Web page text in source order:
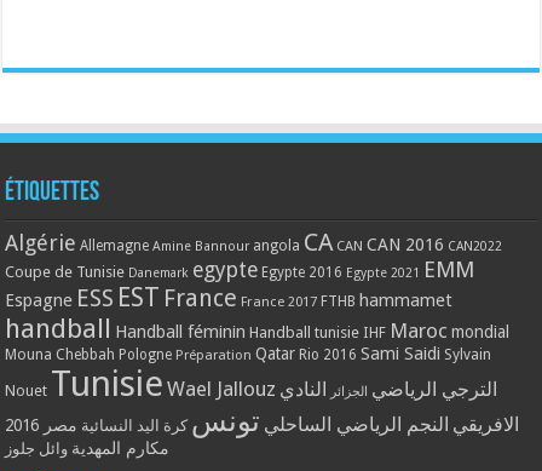
Étiquettes
Algérie Allemagne Amine Bannour angola CA CAN CAN 2016 CAN2022
Coupe de Tunisie Danemark egypte Egypte 2016 Egypte 2021 EMM
Espagne ESS EST France France 2017 FTHB hammamet
handball Handball féminin Handball tunisie IHF Maroc mondial
Mouna Chebbah Pologne Préparation Qatar Rio 2016 Sami Saidi Sylvain
Nouet Tunisie Wael Jallouz الترجي الرياضي الجزائر
النادي
الافريقي النجم الرياضي الساحلي تونس كرة اليد النسائية مصر 2016
مكارم المهدية وائل جلوز